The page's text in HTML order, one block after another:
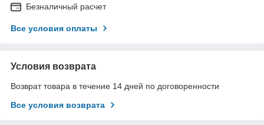
Безналичный расчет
Все условия оплаты
Условия возврата
Возврат товара в течение 14 дней по договоренности
Все условия возврата